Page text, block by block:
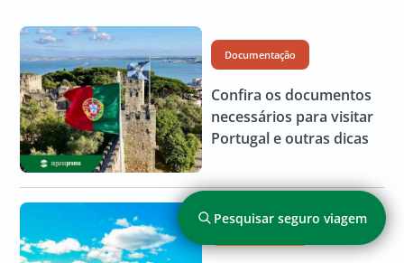
Documentação
Confira os documentos
necessários para visitar
Portugal e outras dicas
Pesquisar seguro viagem